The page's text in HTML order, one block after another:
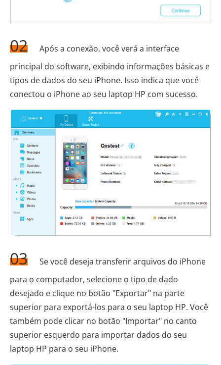
02
Após a conexão, você verá a interface
principal do software, exibindo informações básicas e
tipos de dados do seu iPhone. Isso indica que você
conectou o iPhone ao seu laptop HP com sucesso.
03
Se você deseja transferir arquivos do iPhone
para o computador, selecione o tipo de dado
desejado e clique no botão "Exportar" na parte
superior para exportá-los para o seu laptop HP. Você
também pode clicar no botão "Importar" no canto
superior esquerdo para importar dados do seu
laptop HP para o seu iPhone.